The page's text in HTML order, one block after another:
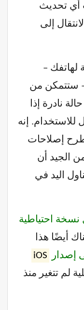
أي تحديث
إلى
لهاتفك –
ستتمكن من
نادرة إذا
للاستخدام. إنه
إصلاحات
الجيد أن
اليد في
نسخة احتياطية
أيضًا هذا
إصدار
iOS
لم تتغير منذ